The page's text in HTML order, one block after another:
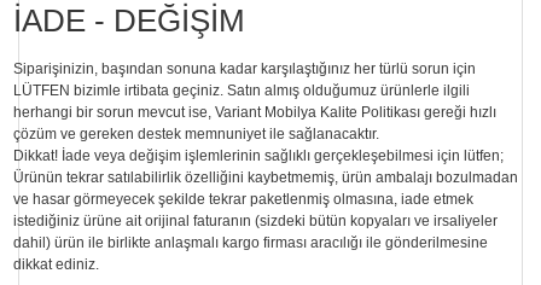
İADE - DEĞİŞİM
Siparişinizin, başından sonuna kadar karşılaştığınız her türlü sorun için
LÜTFEN bizimle irtibata geçiniz. Satın almış olduğumuz ürünlerle ilgili
herhangi bir sorun mevcut ise, Variant Mobilya Kalite Politikası gereği hızlı
çözüm ve gereken destek memnuniyet ile sağlanacaktır.
Dikkat! İade veya değişim işlemlerinin sağlıklı gerçekleşebilmesi için lütfen;
Ürünün tekrar satılabilirlik özelliğini kaybetmemiş, ürün ambalajı bozulmadan
ve hasar görmeyecek şekilde tekrar paketlenmiş olmasına, iade etmek
istediğiniz ürüne ait orijinal faturanın (sizdeki bütün kopyaları ve irsaliyeler
dahil) ürün ile birlikte anlaşmalı kargo firması aracılığı ile gönderilmesine
dikkat ediniz.